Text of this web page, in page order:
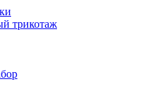
трикотаж